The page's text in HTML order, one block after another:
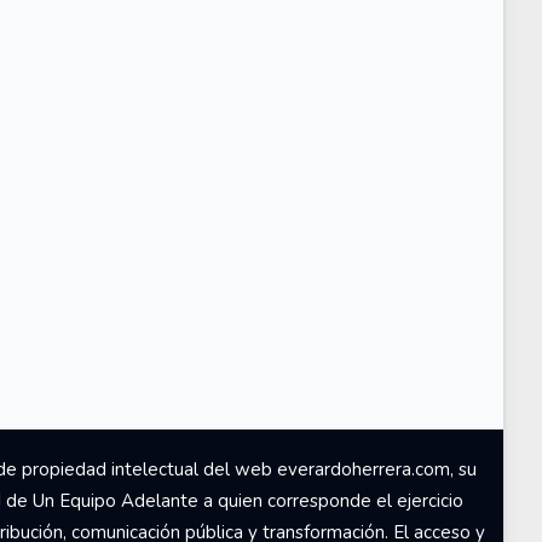
propiedad intelectual del web everardoherrera.com, su
Un Equipo Adelante a quien corresponde el ejercicio
comunicación pública y transformación. El acceso y